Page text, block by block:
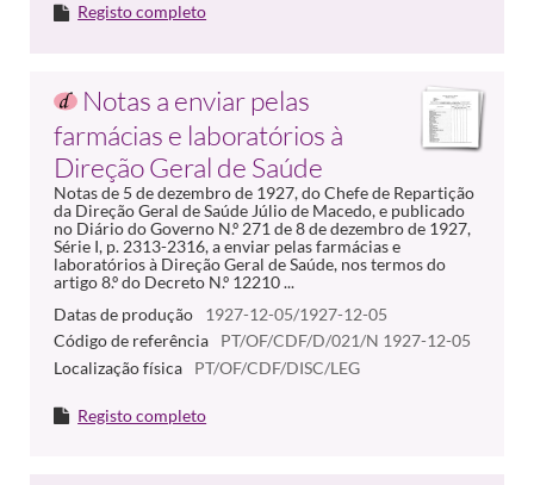
Registo completo
Notas a enviar pelas
farmácias e laboratórios à
Direção Geral de Saúde
Notas de 5 de dezembro de 1927, do Chefe de Repartição
da Direção Geral de Saúde Júlio de Macedo, e publicado
no Diário do Governo N.º 271 de 8 de dezembro de 1927,
Série I, p. 2313-2316, a enviar pelas farmácias e
laboratórios à Direção Geral de Saúde, nos termos do
artigo 8.º do Decreto N.º 12210 ...
Datas de produção
1927-12-05/1927-12-05
Código de referência
PT/OF/CDF/D/021/N 1927-12-05
Localização física
PT/OF/CDF/DISC/LEG
Registo completo